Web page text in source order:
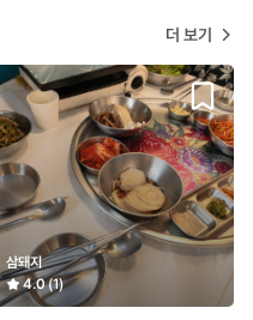
더 보기
삼돼지
4.0(1)